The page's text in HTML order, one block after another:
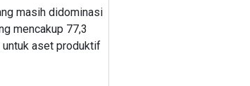
masih didominasi
mencakup 77,3
untuk aset produktif